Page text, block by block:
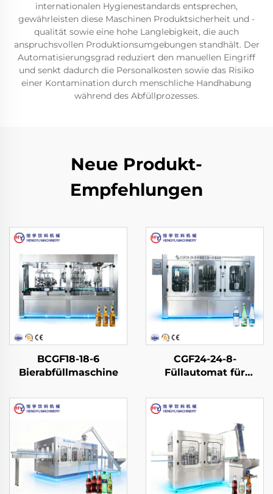
internationalen Hygienestandards entsprechen,
gewährleisten diese Maschinen Produktsicherheit und -
qualität sowie eine hohe Langlebigkeit, die auch
anspruchsvollen Produktionsumgebungen standhält. Der
Automatisierungsgrad reduziert den manuellen Eingriff
und senkt dadurch die Personalkosten sowie das Risiko
einer Kontamination durch menschliche Handhabung
während des Abfüllprozesses.
Neue Produkt-
Empfehlungen
BCGF18-18-6
Bierabfüllmaschine
CGF24-24-8-
Füllautomat für
Flaschen